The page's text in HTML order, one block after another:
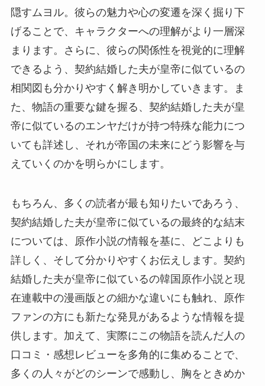
隠すムヨル。彼らの魅力や心の変遷を深く掘り下
げることで、キャラクターへの理解がより一層深
まります。さらに、彼らの関係性を視覚的に理解
できるよう、契約結婚した夫が皇帝に似ているの
相関図も分かりやすく解き明かしていきます。ま
た、物語の重要な鍵を握る、契約結婚した夫が皇
帝に似ているのエンヤだけが持つ特殊な能力につ
いても詳述し、それが帝国の未来にどう影響を与
えていくのかを明らかにします。
もちろん、多くの読者が最も知りたいであろう、
契約結婚した夫が皇帝に似ているの最終的な結末
については、原作小説の情報を基に、どこよりも
詳しく、そして分かりやすくお伝えします。契約
結婚した夫が皇帝に似ているの韓国原作小説と現
在連載中の漫画版との細かな違いにも触れ、原作
ファンの方にも新たな発見があるような情報を提
供します。加えて、実際にこの物語を読んだ人の
口コミ・感想レビューを多角的に集めることで、
多くの人々がどのシーンで感動し、胸をときめか